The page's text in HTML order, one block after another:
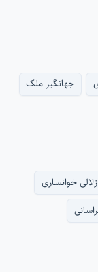
جهانگیر ملک
زلالی خوانساری